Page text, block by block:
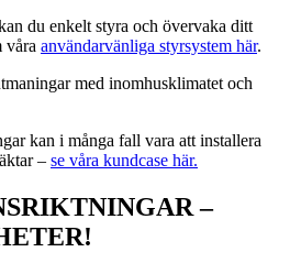
du enkelt styra och övervaka ditt
våra användarvänliga styrsystem här.
med inomhusklimatet och
kan i många fall vara att installera
– se våra kundcase här.
–